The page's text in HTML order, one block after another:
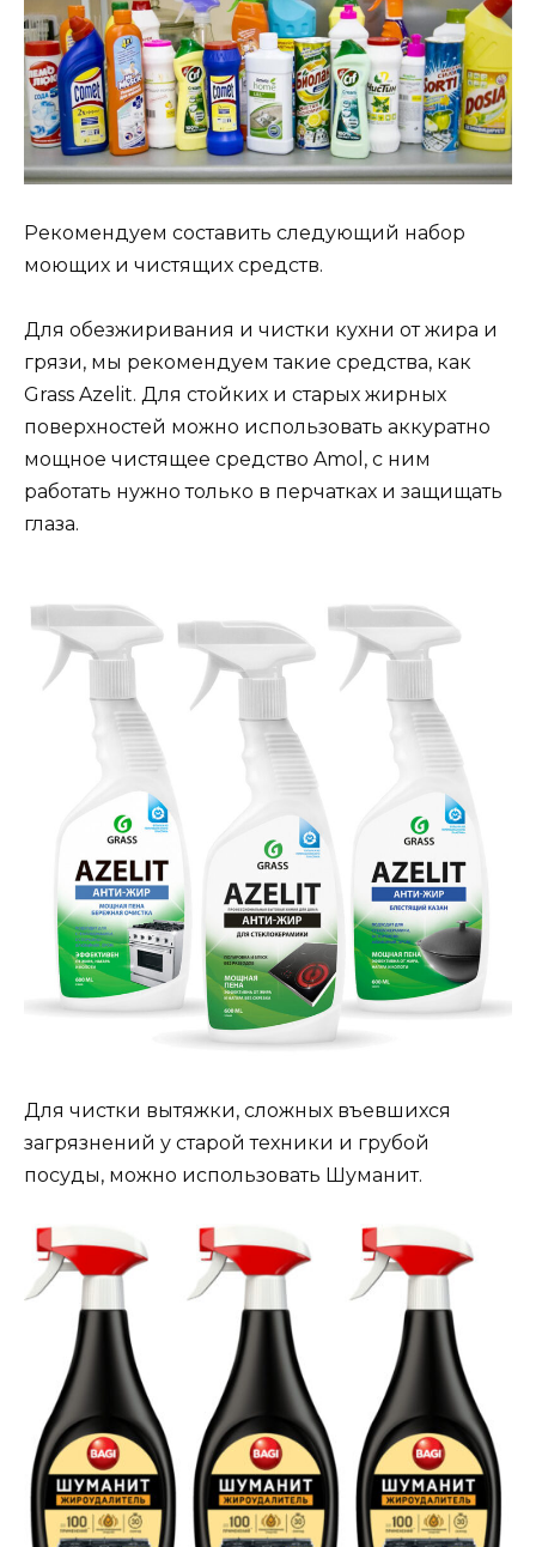
Рекомендуем составить следующий набор
моющих и чистящих средств.
Для обезжиривания и чистки кухни от жира и
грязи, мы рекомендуем такие средства, как
Grass Azelit. Для стойких и старых жирных
поверхностей можно использовать аккуратно
мощное чистящее средство Amol, с ним
работать нужно только в перчатках и защищать
глаза.
Для чистки вытяжки, сложных въевшихся
загрязнений у старой техники и грубой
посуды, можно использовать Шуманит.